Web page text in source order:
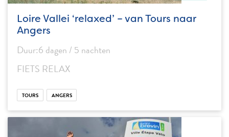
Loire Vallei ‘relaxed’ – van Tours naar
Angers
Duur:6 dagen / 5 nachten
FIETS RELAX
TOURS ANGERS